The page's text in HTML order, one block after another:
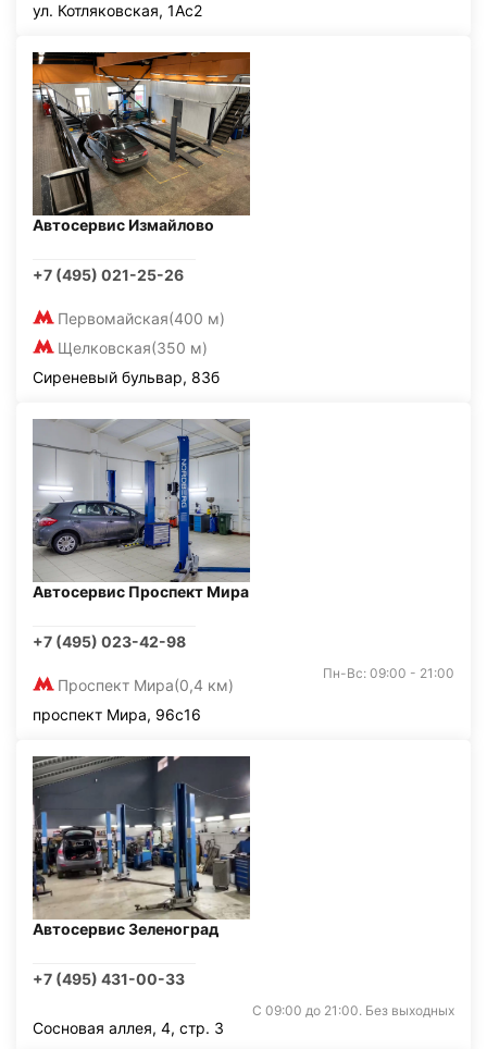
ул. Котляковская, 1Ас2
Автосервис Измайлово
+7 (495) 021-25-26
Первомайская(400 м)
Щелковская(350 м)
Сиреневый бульвар, 83б
Автосервис Проспект Мира
+7 (495) 023-42-98
Проспект Мира(0,4 км)
Пн-Вс: 09:00 - 21:00
проспект Мира, 96с16
Автосервис Зеленоград
+7 (495) 431-00-33
С 09:00 до 21:00. Без выходных
Сосновая аллея, 4, стр. 3